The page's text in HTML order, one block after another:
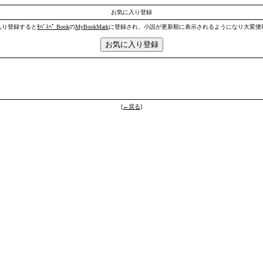
お気に入り登録
り登録するとﾓﾊﾞｽﾍﾟ BookのMyBookMarkに登録され、小説が更新順に表示されるようになり大変便
[←戻る]